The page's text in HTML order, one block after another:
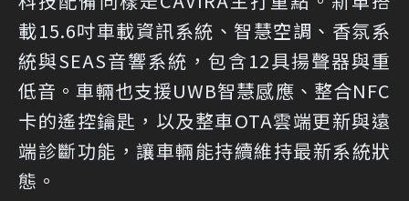
載15.6吋車載資訊系統、智慧空調、香氛系
統與SEAS音響系統，包含12具揚聲器與重
低音。車輛也支援UWB智慧感應、整合NFC
卡的遙控鑰匙，以及整車OTA雲端更新與遠
端診斷功能，讓車輛能持續維持最新系統狀
態。